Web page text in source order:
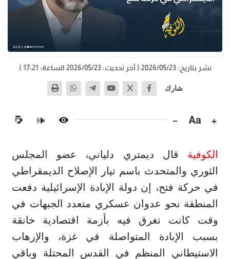
نشر بتاريخ: 2026/05/23 ( آخر تحديث: 2026/05/23 الساعة: 17:21 )
شارك
+
Aa
−
🔊
الكوفية قال ديمتري دلياني، عضو المجلس
الثوري والمتحدث باسم تيار الإصلاح الديمقراطي
في حركة فتح، إن دولة الإبادة الإسرائيلية دفعت
المنطقة نحو عدوان عسكري متعدد الجبهات في
وقت كانت تغرق فيه بأزمة اقتصادية خانقة
بسبب الإبادة المتواصلة في غزة، والإرهاب
الاستيطاني المنظم في القدس المحتلة وباقي